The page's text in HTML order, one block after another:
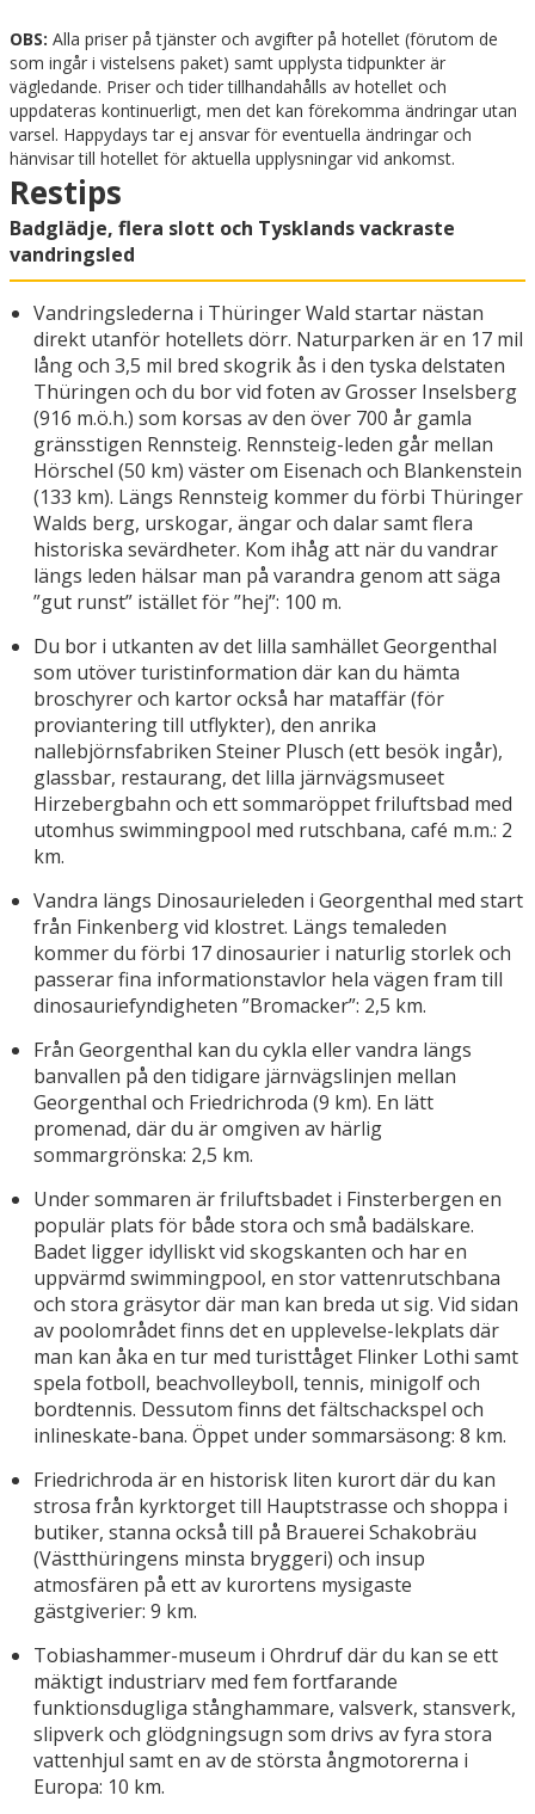
OBS: Alla priser på tjänster och avgifter på hotellet (förutom de
som ingår i vistelsens paket) samt upplysta tidpunkter är
vägledande. Priser och tider tillhandahålls av hotellet och
uppdateras kontinuerligt, men det kan förekomma ändringar utan
varsel. Happydays tar ej ansvar för eventuella ändringar och
hänvisar till hotellet för aktuella upplysningar vid ankomst.
Restips
Badglädje, flera slott och Tysklands vackraste
vandringsled
Vandringslederna i Thüringer Wald startar nästan
direkt utanför hotellets dörr. Naturparken är en 17 mil
lång och 3,5 mil bred skogrik ås i den tyska delstaten
Thüringen och du bor vid foten av Grosser Inselsberg
(916 m.ö.h.) som korsas av den över 700 år gamla
gränsstigen Rennsteig. Rennsteig-leden går mellan
Hörschel (50 km) väster om Eisenach och Blankenstein
(133 km). Längs Rennsteig kommer du förbi Thüringer
Walds berg, urskogar, ängar och dalar samt flera
historiska sevärdheter. Kom ihåg att när du vandrar
längs leden hälsar man på varandra genom att säga
”gut runst” istället för ”hej”: 100 m.
Du bor i utkanten av det lilla samhället Georgenthal
som utöver turistinformation där kan du hämta
broschyrer och kartor också har mataffär (för
proviantering till utflykter), den anrika
nallebjörnsfabriken Steiner Plusch (ett besök ingår),
glassbar, restaurang, det lilla järnvägsmuseet
Hirzebergbahn och ett sommaröppet friluftsbad med
utomhus swimmingpool med rutschbana, café m.m.: 2
km.
Vandra längs Dinosaurieleden i Georgenthal med start
från Finkenberg vid klostret. Längs temaleden
kommer du förbi 17 dinosaurier i naturlig storlek och
passerar fina informationstavlor hela vägen fram till
dinosauriefyndigheten ”Bromacker”: 2,5 km.
Från Georgenthal kan du cykla eller vandra längs
banvallen på den tidigare järnvägslinjen mellan
Georgenthal och Friedrichroda (9 km). En lätt
promenad, där du är omgiven av härlig
sommargrönska: 2,5 km.
Under sommaren är friluftsbadet i Finsterbergen en
populär plats för både stora och små badälskare.
Badet ligger idylliskt vid skogskanten och har en
uppvärmd swimmingpool, en stor vattenrutschbana
och stora gräsytor där man kan breda ut sig. Vid sidan
av poolområdet finns det en upplevelse-lekplats där
man kan åka en tur med turisttåget Flinker Lothi samt
spela fotboll, beachvolleyboll, tennis, minigolf och
bordtennis. Dessutom finns det fältschackspel och
inlineskate-bana. Öppet under sommarsäsong: 8 km.
Friedrichroda är en historisk liten kurort där du kan
strosa från kyrktorget till Hauptstrasse och shoppa i
butiker, stanna också till på Brauerei Schakobräu
(Västthüringens minsta bryggeri) och insup
atmosfären på ett av kurortens mysigaste
gästgiverier: 9 km.
Tobiashammer-museum i Ohrdruf där du kan se ett
mäktigt industriarv med fem fortfarande
funktionsdugliga stånghammare, valsverk, stansverk,
slipverk och glödgningsugn som drivs av fyra stora
vattenhjul samt en av de största ångmotorerna i
Europa: 10 km.